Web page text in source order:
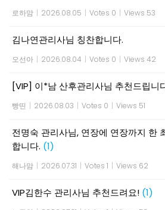
로하맘 | 2026.08.05 | Votes 0 | Views 53
김나연관리사님 칭찬합니다.
오선아 | 2026.08.04 | Votes 0 | Views 42
[VIP] 이*남 산후관리사님 추천드립니
빵띤 | 2026.08.03 | Votes 0 | Views 51
전명숙 관리사님, 연장에 연장까지 한
합니다. (1)
해나맘 | 2026.07.31 | Votes 1 | Views 62
VIP김한수 관리사님 추천드려요! (1)